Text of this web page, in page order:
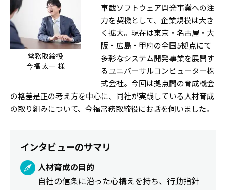
常務取締役
今福 太一 様
車載ソフトウェア開発事業への注
力を契機として、企業規模は大き
く拡大。現在は東京・名古屋・大
阪・広島・甲府の全国5拠点にて
多彩なシステム開発事業を展開す
るユニバーサルコンピューター株
式会社。今回は拠点間の育成機会
の格差是正の考え方を中心に、同社が実践している人材育成
の取り組みについて、今福常務取締役にお話を伺いました。
インタビューのサマリ
人材育成の目的
自社の信条に沿った心構えを持ち、行動指針